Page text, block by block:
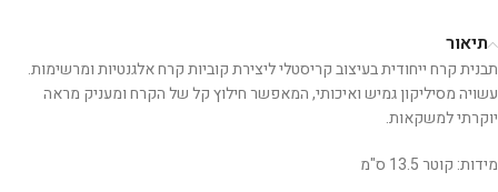
תיאור
תבנית קרח ייחודית בעיצוב קריסטלי ליצירת קוביות קרח אלגנטיות ומרשימות.
עשויה מסיליקון גמיש ואיכותי, המאפשר חילוץ קל של הקרח ומעניק מראה
יוקרתי למשקאות.
מידות: קוטר 13.5 ס"מ